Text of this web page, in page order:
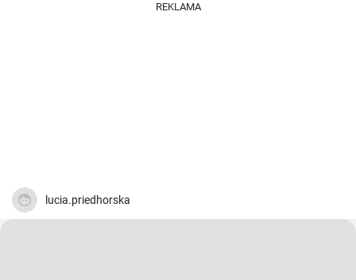
REKLAMA
lucia.priedhorska